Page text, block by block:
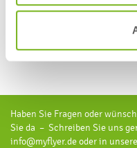
bestellen!
-
Haben Sie Fragen oder
Sie da – Schreiben Sie uns
info@myflyer.de oder in